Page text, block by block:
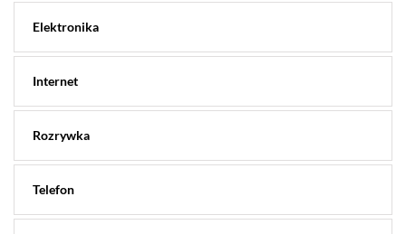
Elektronika
Internet
Rozrywka
Telefon